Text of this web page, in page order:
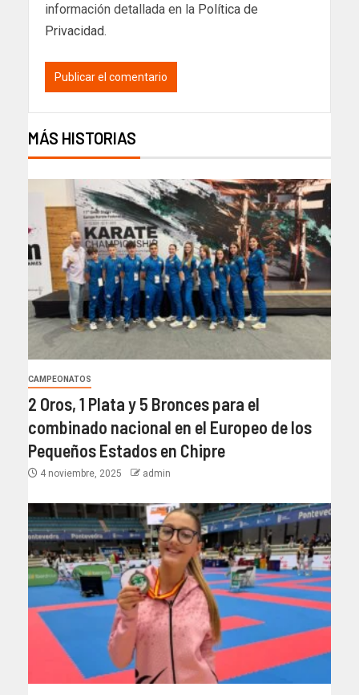
información detallada en la Política de
Privacidad.
MÁS HISTORIAS
CAMPEONATOS
2 Oros, 1 Plata y 5 Bronces para el
combinado nacional en el Europeo de los
Pequeños Estados en Chipre
4 noviembre, 2025 admin